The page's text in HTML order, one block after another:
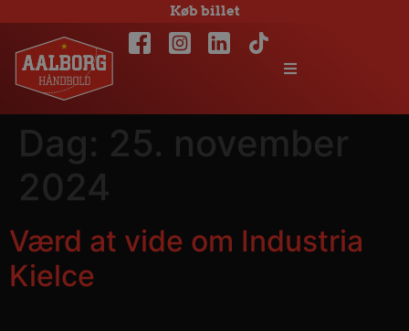
Køb billet
Dag: 25. november
2024
Værd at vide om Industria
Kielce